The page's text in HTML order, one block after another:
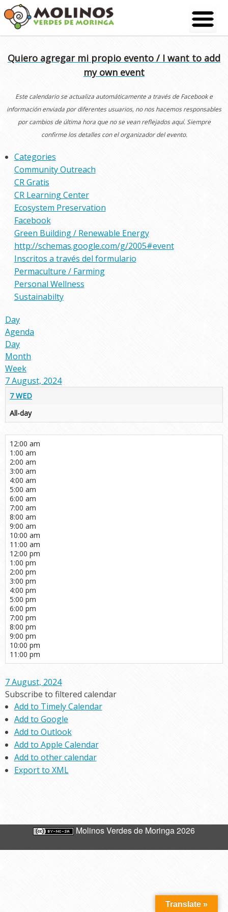
Skip
to
content
Quiero agregar mi propio evento / I want to add
my own event
Este calendario se actualiza automáticamente a través de Facebook e
información enviada por diferentes usuarios, no nos hacemos responsables
por cambios de última hora que no se vean reflejados aquí. Siempre
confirme los detalles con el organizador del evento.
Categories
Community Outreach
CR Gratis
CR Learning Center
Ecosystem Preservation
Facebook
Green Building / Renewable Energy
http://schemas.google.com/g/2005#event
Inscritos a través del formulario
Permaculture / Farming
Personal Wellness
Sustainabilty
Day
Agenda
Day
Month
Week
7 August, 2024
7 WED
All-day
12:00 am
1:00 am
2:00 am
3:00 am
4:00 am
5:00 am
6:00 am
7:00 am
8:00 am
9:00 am
10:00 am
11:00 am
12:00 pm
1:00 pm
2:00 pm
3:00 pm
4:00 pm
5:00 pm
6:00 pm
7:00 pm
8:00 pm
9:00 pm
10:00 pm
11:00 pm
7 August, 2024
Subscribe to filtered calendar
Add to Timely Calendar
Add to Google
Add to Outlook
Add to Apple Calendar
Add to other calendar
Export to XML
Molinos Verdes de Moringa 2026
Translate »